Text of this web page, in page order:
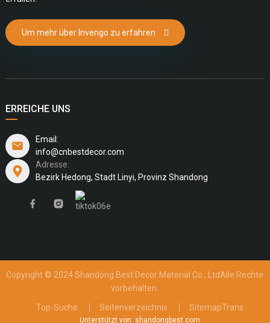
Um mehr über Invengo zu erfahren
ERREICHE UNS
Email:
info@cnbestdecor.com
Adresse:
Bezirk Hedong, Stadt Linyi, Provinz Shandong
Copyright © 2024 Shandong Best Decor Material Co., LtdAlle Rechte
vorbehalten.
Top-Suche
Seitenverzeichnis SitemapTrans
Unterstützt von: shandongbest.com